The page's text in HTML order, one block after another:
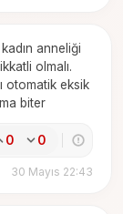
anneliği
olmalı.
otomatik eksik
biter
0 0
30 Mayıs 22:43